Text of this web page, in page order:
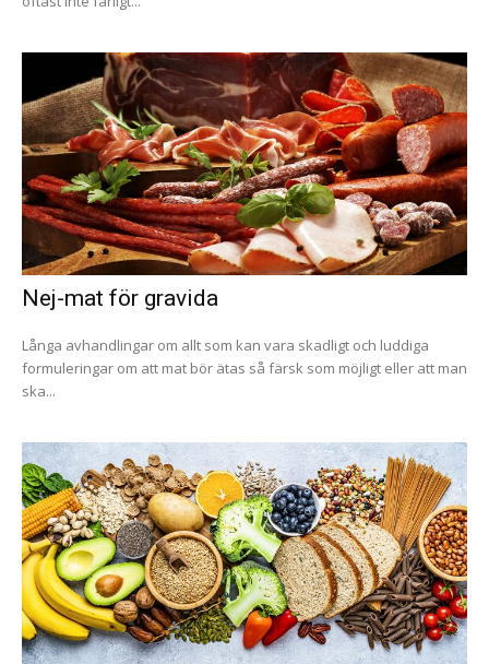
Nej-mat för gravida
Långa avhandlingar om allt som kan vara skadligt och luddiga
formuleringar om att mat bör ätas så färsk som möjligt eller att man
ska...